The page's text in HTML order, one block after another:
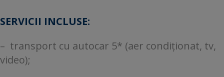
SERVICII INCLUSE:
– transport cu autocar 5* (aer condiționat, tv,
video);